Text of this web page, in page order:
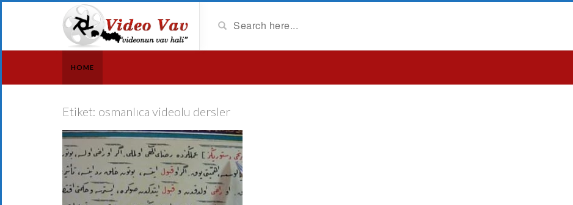
HOME
Etiket: osmanlıca videolu dersler